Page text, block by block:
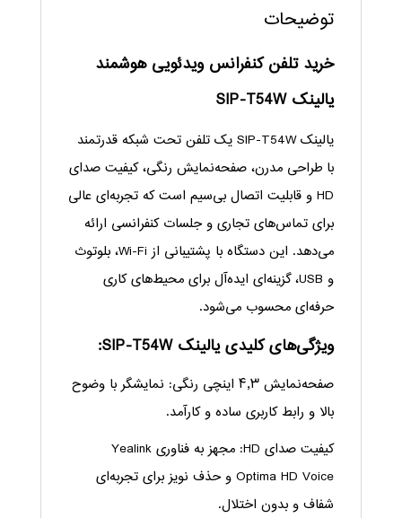
توضیحات
خرید تلفن کنفرانس ویدئویی هوشمند
یالینک SIP-T54W
یالینک SIP-T54W یک تلفن تحت شبکه قدرتمند
با طراحی مدرن، صفحه‌نمایش رنگی، کیفیت صدای
HD و قابلیت اتصال بی‌سیم است که تجربه‌ای عالی
برای تماس‌های تجاری و جلسات کنفرانسی ارائه
می‌دهد. این دستگاه با پشتیبانی از Wi-Fi، بلوتوث
و USB، گزینه‌ای ایده‌آل برای محیط‌های کاری
حرفه‌ای محسوب می‌شود.
ویژگی‌های کلیدی یالینک SIP-T54W:
صفحه‌نمایش ۴٫۳ اینچی رنگی: نمایشگر با وضوح
بالا و رابط کاربری ساده و کارآمد.
کیفیت صدای HD: مجهز به فناوری Yealink
Optima HD Voice و حذف نویز برای تجربه‌ای
شفاف و بدون اختلال.